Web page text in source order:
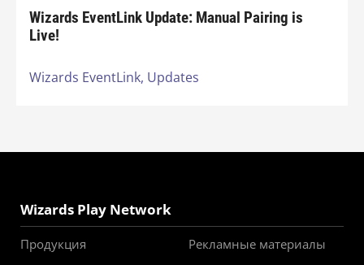
Wizards EventLink Update: Manual Pairing is
Live!
Wizards EventLink, Updates
Wizards Play Network
Продукция
Рекламные материалы